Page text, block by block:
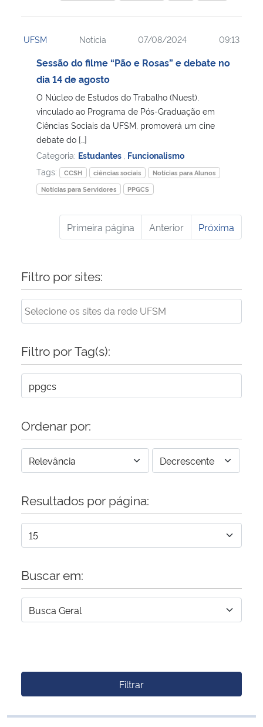
UFSM Notícia 07/08/2024 09:13
Sessão do filme “Pão e Rosas” e debate no
dia 14 de agosto
O Núcleo de Estudos do Trabalho (Nuest),
vinculado ao Programa de Pós-Graduação em
Ciências Sociais da UFSM, promoverá um cine
debate do […]
Categoria: Estudantes Funcionalismo
Tags:
CCSH ciências sociais
Notícias para Alunos
Notícias para Servidores
PPGCS
Primeira página Anterior Próxima
Filtro por sites:
Filtro por Tag(s):
Ordenar por:
Resultados por página:
Buscar em:
Filtrar